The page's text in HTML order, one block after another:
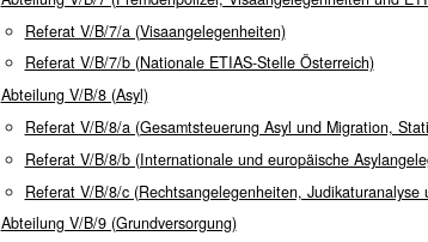
Referat V/B/7/a (Visaangelegenheiten)
Referat V/B/7/b (Nationale ETIAS-Stelle Österreich)
Abteilung V/B/8 (Asyl)
Referat V/B/8/a (Gesamtsteuerung Asyl und Migration,
Referat V/B/8/b (Internationale und europäische
Referat V/B/8/c (Rechtsangelegenheiten, Judikaturanalyse
Abteilung V/B/9 (Grundversorgung)